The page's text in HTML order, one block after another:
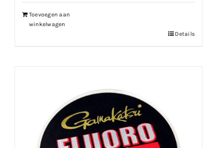
Toevoegen aan
winkelwagen
Details